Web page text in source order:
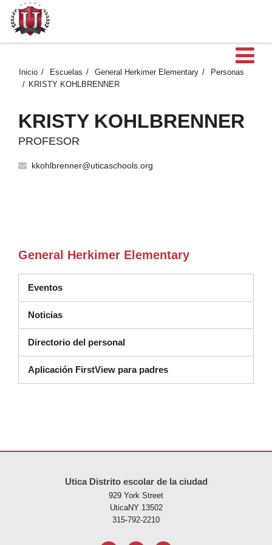
Inicio Escuelas General Herkimer Elementary
Personas
KRISTY KOHLBRENNER
KRISTY KOHLBRENNER
PROFESOR
kkohlbrenner@uticaschools.org
General Herkimer Elementary
Eventos
Noticias
Directorio del personal
Aplicación FirstView para padres
Utica Distrito escolar de la ciudad
929 York Street
UticaNY 13502
315-792-2210